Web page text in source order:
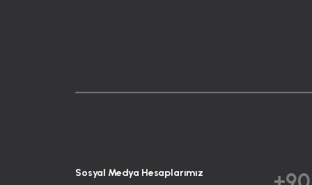
Sosyal Medya Hesaplarımız